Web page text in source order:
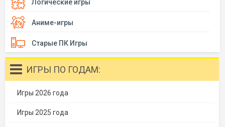
Логические игры
Аниме-игры
Старые ПК Игры
ИГРЫ ПО ГОДАМ:
Игры 2026 года
Игры 2025 года